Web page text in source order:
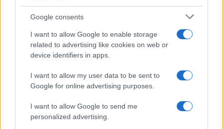
Google consents
I want to allow Google to enable storage
related to advertising like cookies on web or
device identifiers in apps.
I want to allow my user data to be sent to
Google for online advertising purposes.
I want to allow Google to send me
personalized advertising.
Več iz kraja Slovenj Gradec
Koncert skupine Delta Riff na
Festivalu SHOTS prestavljen na
Avgust v Kinu Kulturnega doma